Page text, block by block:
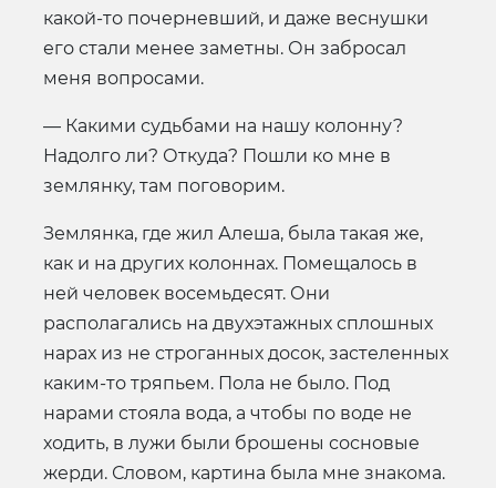
какой-то почерневший, и даже веснушки
его стали менее заметны. Он забросал
меня вопросами.
— Какими судьбами на нашу колонну?
Надолго ли? Откуда? Пошли ко мне в
землянку, там поговорим.
Землянка, где жил Алеша, была такая же,
как и на других колоннах. Помещалось в
ней человек восемьдесят. Они
располагались на двухэтажных сплошных
нарах из не строганных досок, застеленных
каким-то тряпьем. Пола не было. Под
нарами стояла вода, а чтобы по воде не
ходить, в лужи были брошены сосновые
жерди. Словом, картина была мне знакома.